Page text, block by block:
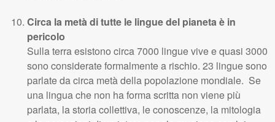
Circa la metà di tutte le lingue del pianeta è in
pericolo
Sulla terra esistono circa 7000 lingue vive e quasi 3000
sono considerate formalmente a rischio. 23 lingue sono
parlate da circa metà della popolazione mondiale. Se
una lingua che non ha forma scritta non viene più
parlata, la storia collettiva, le conoscenze, la mitologia